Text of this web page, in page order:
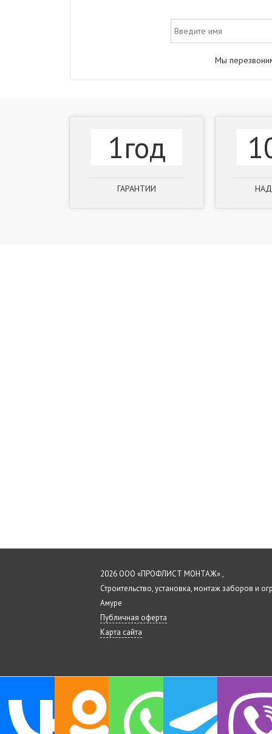
Мы
1год
ГАРАНТИИ
2026 ООО «ПРОФЛИСТ МОНТАЖ» ,
Строительство, установка, монтаж заборов и
Амуре
Публичная оферта
Карта сайта